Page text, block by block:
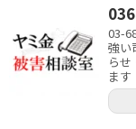
03-
強い
ら
ます